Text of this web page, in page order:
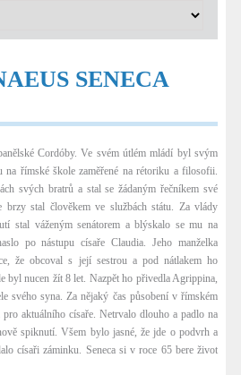
SENECA
Cordóby. Ve svém útlém mládí byl svým
na římské škole zaměřené na rétoriku a filosofii.
svých bratrů a stal se žádaným řečníkem své
brzy stal člověkem ve službách státu. Za vlády
stal váženým senátorem a blýskalo se mu na
po nástupu císaře Claudia. Jeho manželka
že obcoval s její sestrou a pod nátlakem ho
nucen žít 8 let. Nazpět ho přivedla Agrippina,
svého syna. Za nějaký čas působení v římském
pro aktuálního císaře. Netrvalo dlouho a padlo na
spiknutí. Všem bylo jasné, že jde o podvrh a
císaři záminku. Seneca si v roce 65 bere život